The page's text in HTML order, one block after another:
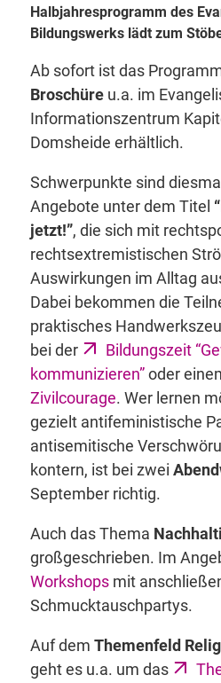
Halbjahresprogramm des
Bildungswerks lädt zum
Ab sofort ist das
Broschüre u.a. im
Informationszentrum
Domsheide erhältlich.
Schwerpunkte sind
Angebote unter dem Titel
jetzt!”, die sich mit
rechtsextremistischen
Auswirkungen im Alltag
Dabei bekommen die
praktisches
bei der
Bildungszeit
kommunizieren”oder
Zivilcourage. Wer lernen
gezielt antifeministische
antisemitische
kontern, ist bei zwei
September richtig.
Auch das Thema
großgeschrieben. Im
Workshopsmit
Schmucktauschpartys.
Auf dem Themenfeld
geht es u.a. um das